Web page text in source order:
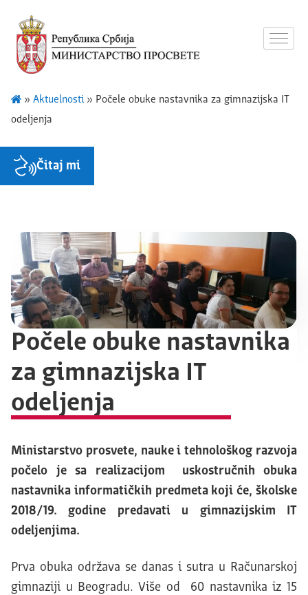
» Aktuelnosti» Počele obuke nastavnika za gimnazijska IT
odeljenja
Čitaj mi
Počele obuke nastavnika
za gimnazijska IT
odeljenja
Ministarstvo prosvete, nauke i tehnološkog razvoja
počelo je sa realizacijom uskostručnih obuka
nastavnika informatičkih predmeta koji će, školske
2018/19. godine predavati u gimnazijskim IT
odeljenjima.
Prva obuka održava se danas i sutra u Računarskoj
gimnaziji u Beogradu. Više od 60 nastavnika iz 15